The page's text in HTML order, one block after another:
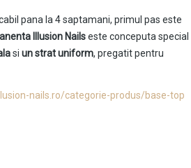
pana la 4 saptamani, primul pas este
Illusion Nailseste conceputa special
si un strat uniform, pregatit pentru
nails.ro/categorie-produs/base-top